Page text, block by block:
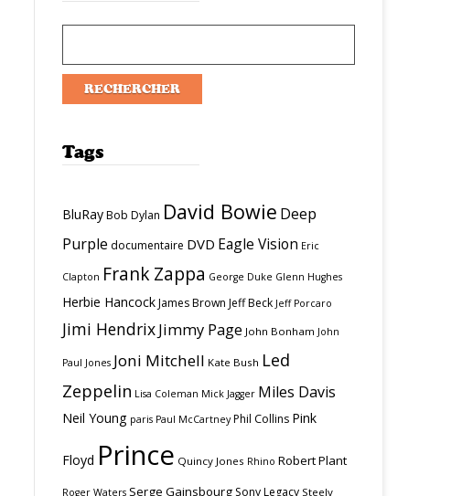
Tags
BluRay Bob Dylan David Bowie Deep
Purple documentaire DVD Eagle Vision Eric
Clapton Frank Zappa George Duke Glenn Hughes
Herbie Hancock James Brown Jeff Beck Jeff Porcaro
Jimi HendrixJimmy Page John Bonham John
Paul Jones Joni Mitchell Kate Bush Led
Zeppelin Lisa Coleman Mick Jagger Miles Davis
Neil Young paris Paul McCartney Phil Collins Pink
Floyd Prince Quincy Jones Rhino Robert Plant
Roger Waters Serge Gainsbourg Sony Legacy Steely